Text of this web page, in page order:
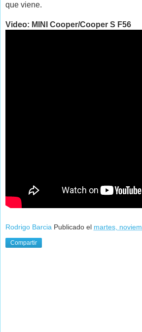
que viene.
Video: MINI Cooper/Cooper S F56
Rodrigo Barcia Publicado el martes,
Compartir